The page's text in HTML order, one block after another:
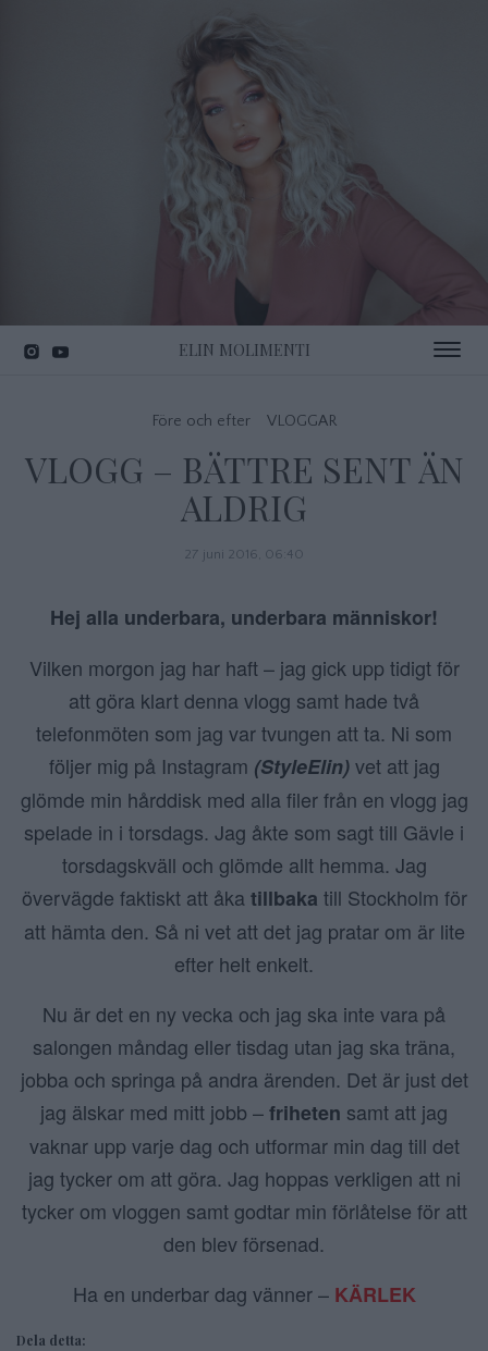
ELIN MOLIMENTI Toggle
Före och efter VLOGGAR
VLOGG – BÄTTRE SENT ÄN
ALDRIG
27 juni 2016, 06:40
Hej alla underbara, underbara människor!
Vilken morgon jag har haft – jag gick upp tidigt för
att göra klart denna vlogg samt hade två
telefonmöten som jag var tvungen att ta. Ni som
följer mig på Instagram (StyleElin)vet att jag
glömde min hårddisk med alla filer från en vlogg jag
spelade in i torsdags. Jag åkte som sagt till Gävle i
torsdagskväll och glömde allt hemma. Jag
övervägde faktiskt att åka tillbaka till Stockholm för
att hämta den. Så ni vet att det jag pratar om är lite
efter helt enkelt.
Nu är det en ny vecka och jag ska inte vara på
salongen måndag eller tisdag utan jag ska träna,
jobba och springa på andra ärenden. Det är just det
jag älskar med mitt jobb –friheten samt att jag
vaknar upp varje dag och utformar min dag till det
jag tycker om att göra. Jag hoppas verkligen att ni
tycker om vloggen samt godtar min förlåtelse för att
den blev försenad.
Ha en underbar dag vänner – KÄRLEK
Dela detta: